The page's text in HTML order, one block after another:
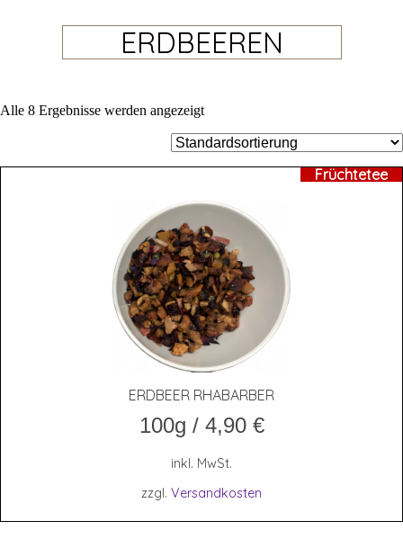
ERDBEEREN
Alle 8 Ergebnisse werden angezeigt
Früchtetee
ERD­BEER RHABARBER
100g / 4,90 €
inkl. MwSt.
zzgl. Versandkosten